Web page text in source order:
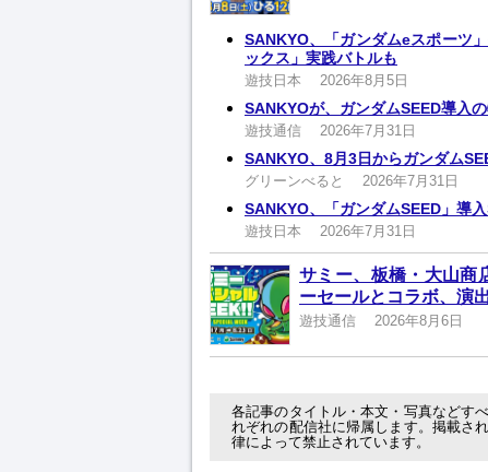
SANKYO、「ガンダムeスポーツ
ックス」実践バトルも
遊技日本 2026年8月5日
SANKYOが、ガンダムSEED導入
遊技通信 2026年7月31日
SANKYO、8月3日からガンダム
グリーンべると 2026年7月31日
SANKYO、「ガンダムSEED」導
遊技日本 2026年7月31日
サミー、板橋・大山
ーセールとコラボ、演
遊技通信 2026年8月6日
各記事のタイトル・本文・写真などす
れぞれの配信社に帰属します。掲載さ
律によって禁止されています。